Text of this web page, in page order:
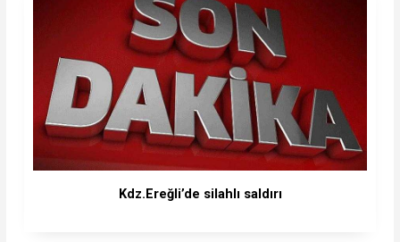
Kdz.Ereğli’de silahlı saldırı